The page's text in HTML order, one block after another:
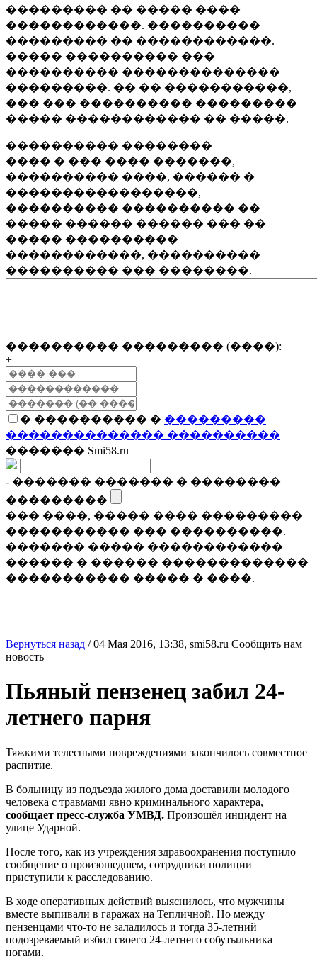
��������� �� ����� ����
������������. ����������
��������� �� ������������.
����� ���������� ���
���������� ��������������
���������. �� �� �����������,
��� ��� ���������� ���������
����� ������������ �� �����.
���������� ��������
���� � ��� ���� �������,
���������� ����, ������ �
�����������������,
���������� ���������� ��
����� ������ ������ ��� ��
����� ����������
������������, ����������
���������� ��� ��������.
���������� ��������� (����):
+
� ���������� � ���������
�������������� ����������
������� Smi58.ru
- ������� ������� � ��������
���������
��� ����, ����� ���� ���������
����������� ��� ����������.
������� ����� ������������
������ � ������ �������������
����������� ����� � ����.
Вернуться назад /04 Мая 2016, 13:38, smi58.ru Сообщить нам
новость
Пьяный пензенец забил 24-
летнего парня
Тяжкими телесными повреждениями закончилось совместное
распитие.
В больницу из подъезда жилого дома доставили молодого
человека с травмами явно криминального характера,
сообщает пресс-служба УМВД. Произошёл инцидент на
улице Ударной.
После того, как из учреждения здравоохранения поступило
сообщение о произошедшем, сотрудники полиции
приступили к расследованию.
В ходе оперативных действий выяснилось, что мужчины
вместе выпивали в гаражах на Тепличной. Но между
пензенцами что-то не заладилось и тогда 35-летний
подозреваемый избил своего 24-летнего собутыльника
ногами.